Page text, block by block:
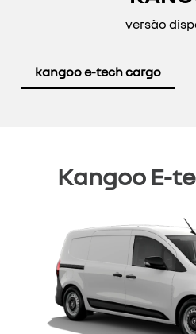
versão
kangoo e-tech cargo
Kangoo E-